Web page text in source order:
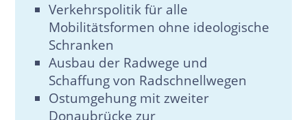
Verkehrspolitik für alle
Mobilitätsformen ohne ideologische
Schranken
Ausbau der Radwege und
Schaffung von Radschnellwegen
Ostumgehung mit zweiter
Donaubrücke zur